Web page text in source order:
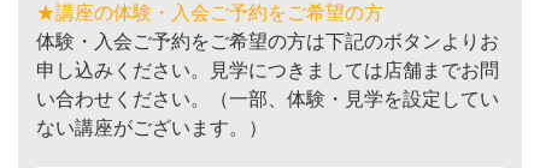
★講座の体験・入会ご予約をご希望の方
体験・入会ご予約をご希望の方は下記のボタンよりお
申し込みください。見学につきましては店舗までお問
い合わせください。（一部、体験・見学を設定してい
ない講座がございます。）